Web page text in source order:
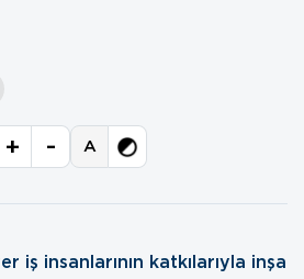
+ - A
iş insanlarının katkılarıyla inşa